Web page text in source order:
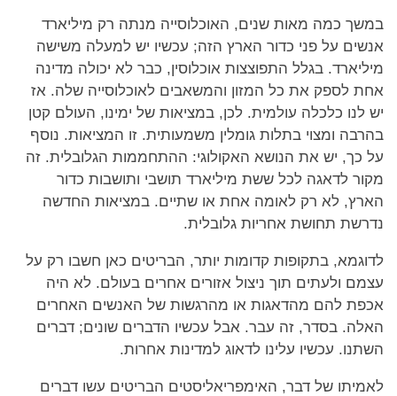
במשך כמה מאות שנים, האוכלוסייה מנתה רק מיליארד
אנשים על פני כדור הארץ הזה; עכשיו יש למעלה משישה
מיליארד. בגלל התפוצצות אוכלוסין, כבר לא יכולה מדינה
אחת לספק את כל המזון והמשאבים לאוכלוסייה שלה. אז
יש לנו כלכלה עולמית. לכן, במציאות של ימינו, העולם קטן
בהרבה ומצוי בתלות גומלין משמעותית. זו המציאות. נוסף
על כך, יש את הנושא האקולוגי: ההתחממות הגלובלית. זה
מקור לדאגה לכל ששת מיליארד תושבי ותושבות כדור
הארץ, לא רק לאומה אחת או שתיים. במציאות החדשה
נדרשת תחושת אחריות גלובלית.
לדוגמא, בתקופות קדומות יותר, הבריטים כאן חשבו רק על
עצמם ולעתים תוך ניצול אזורים אחרים בעולם. לא היה
אכפת להם מהדאגות או מהרגשות של האנשים האחרים
האלה. בסדר, זה עבר. אבל עכשיו הדברים שונים; דברים
השתנו. עכשיו עלינו לדאוג למדינות אחרות.
לאמיתו של דבר, האימפריאליסטים הבריטים עשו דברים